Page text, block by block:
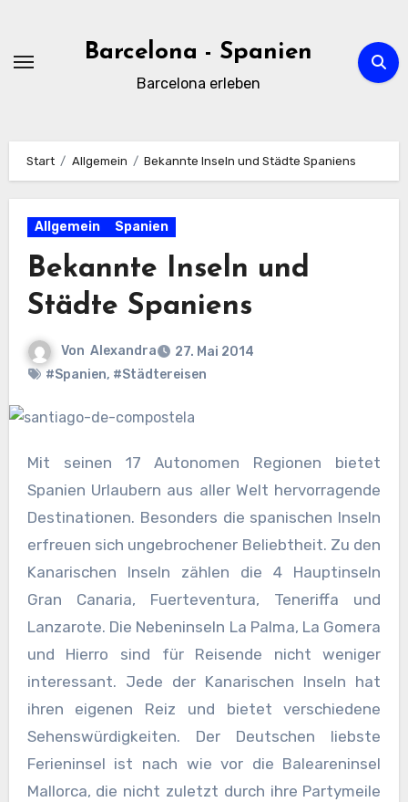
springen
Barcelona - Spanien
Barcelona erleben
Start Allgemein Bekannte Inseln und Städte Spaniens
Allgemein Spanien
Bekannte Inseln und
Städte Spaniens
Von Alexandra
27. Mai 2014
#Spanien, #Städtereisen
Mit seinen 17 Autonomen Regionen bietet
Spanien Urlaubern aus aller Welt hervorragende
Destinationen. Besonders die spanischen Inseln
erfreuen sich ungebrochener Beliebtheit. Zu den
Kanarischen Inseln zählen die 4 Hauptinseln
Gran Canaria, Fuerteventura, Teneriffa und
Lanzarote. Die Nebeninseln La Palma, La Gomera
und Hierro sind für Reisende nicht weniger
interessant. Jede der Kanarischen Inseln hat
ihren eigenen Reiz und bietet verschiedene
Sehenswürdigkeiten. Der Deutschen liebste
Ferieninsel ist nach wie vor die Baleareninsel
Mallorca, die nicht zuletzt durch ihre Partymeile